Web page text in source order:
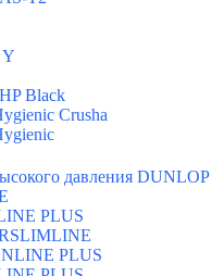
Black
Crusha
давления DUNLOP
PLUS
PLUS